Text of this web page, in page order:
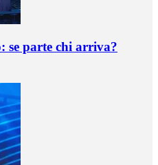
se parte chi arriva?